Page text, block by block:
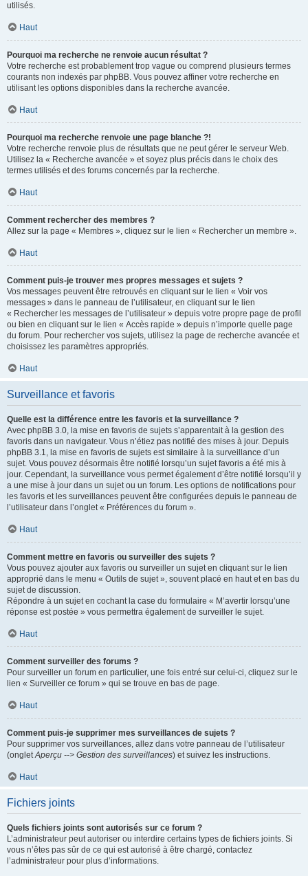
utilisés.
Haut
Pourquoi ma recherche ne renvoie aucun résultat ?
Votre recherche est probablement trop vague ou comprend plusieurs termes
courants non indexés par phpBB. Vous pouvez affiner votre recherche en
utilisant les options disponibles dans la recherche avancée.
Haut
Pourquoi ma recherche renvoie une page blanche ?!
Votre recherche renvoie plus de résultats que ne peut gérer le serveur Web.
Utilisez la « Recherche avancée » et soyez plus précis dans le choix des
termes utilisés et des forums concernés par la recherche.
Haut
Comment rechercher des membres ?
Allez sur la page « Membres », cliquez sur le lien « Rechercher un membre ».
Haut
Comment puis-je trouver mes propres messages et sujets ?
Vos messages peuvent être retrouvés en cliquant sur le lien « Voir vos
messages » dans le panneau de l’utilisateur, en cliquant sur le lien
« Rechercher les messages de l’utilisateur » depuis votre propre page de profil
ou bien en cliquant sur le lien « Accès rapide » depuis n’importe quelle page
du forum. Pour rechercher vos sujets, utilisez la page de recherche avancée et
choisissez les paramètres appropriés.
Haut
Surveillance et favoris
Quelle est la différence entre les favoris et la surveillance ?
Avec phpBB 3.0, la mise en favoris de sujets s’apparentait à la gestion des
favoris dans un navigateur. Vous n’étiez pas notifié des mises à jour. Depuis
phpBB 3.1, la mise en favoris de sujets est similaire à la surveillance d’un
sujet. Vous pouvez désormais être notifié lorsqu’un sujet favoris a été mis à
jour. Cependant, la surveillance vous permet également d’être notifié lorsqu’il y
a une mise à jour dans un sujet ou un forum. Les options de notifications pour
les favoris et les surveillances peuvent être configurées depuis le panneau de
l’utilisateur dans l’onglet « Préférences du forum ».
Haut
Comment mettre en favoris ou surveiller des sujets ?
Vous pouvez ajouter aux favoris ou surveiller un sujet en cliquant sur le lien
approprié dans le menu « Outils de sujet », souvent placé en haut et en bas du
sujet de discussion.
Répondre à un sujet en cochant la case du formulaire « M’avertir lorsqu’une
réponse est postée » vous permettra également de surveiller le sujet.
Haut
Comment surveiller des forums ?
Pour surveiller un forum en particulier, une fois entré sur celui-ci, cliquez sur le
lien « Surveiller ce forum » qui se trouve en bas de page.
Haut
Comment puis-je supprimer mes surveillances de sujets ?
Pour supprimer vos surveillances, allez dans votre panneau de l’utilisateur
(ongletAperçu --> Gestion des surveillances) et suivez les instructions.
Haut
Fichiers joints
Quels fichiers joints sont autorisés sur ce forum ?
L’administrateur peut autoriser ou interdire certains types de fichiers joints. Si
vous n’êtes pas sûr de ce qui est autorisé à être chargé, contactez
l’administrateur pour plus d’informations.